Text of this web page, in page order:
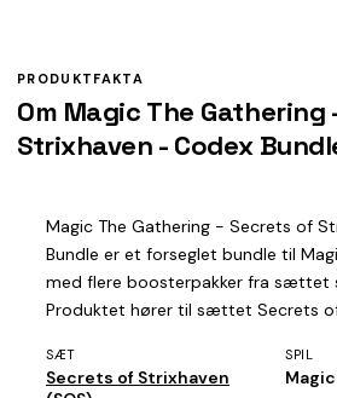
PRODUKTFAKTA
Om Magic The Gathering
Strixhaven - Codex
Magic The Gathering - Secrets of
Bundle er et forseglet bundle til
med flere boosterpakker fra sættet
Produktet hører til sættet Secrets
SÆT
Secrets of Strixhaven
SPIL